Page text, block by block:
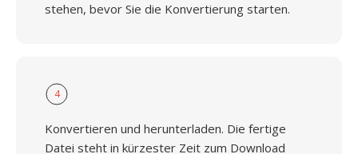
stehen, bevor Sie die Konvertierung starten.
4
Konvertieren und herunterladen. Die fertige
Datei steht in kürzester Zeit zum Download